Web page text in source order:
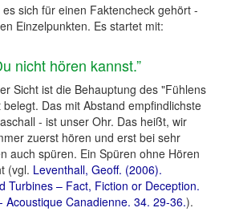
sich für einen Faktencheck gehört -
Einzelpunkten. Es startet mit:
nicht hören kannst.”
Sicht ist die Behauptung des "Fühlens
Das mit Abstand empfindlichste
- ist unser Ohr. Das heißt, wir
zuerst hören und erst bei sehr
auch spüren. Ein Spüren ohne Hören
(vgl. Leventhall, Geoff. (2006).
Turbines – Fact, Fiction or Deception.
Acoustique Canadienne. 34. 29-36.).